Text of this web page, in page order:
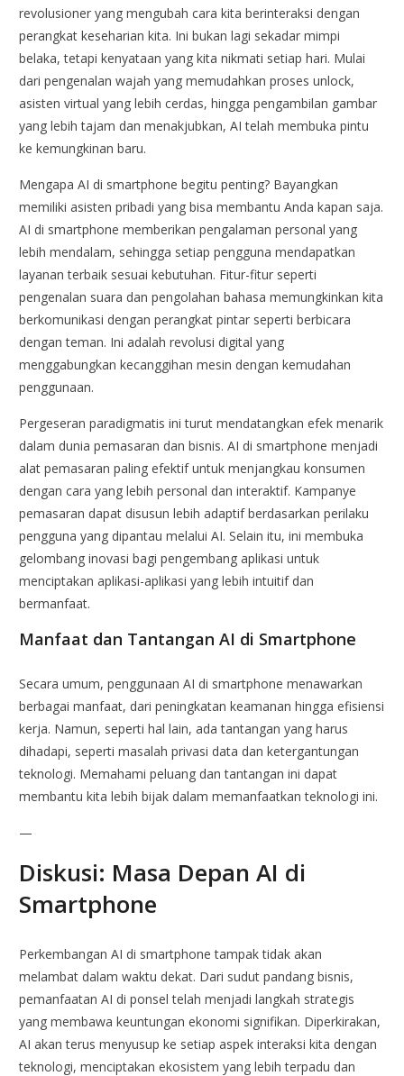
revolusioner yang mengubah cara kita berinteraksi dengan
perangkat keseharian kita. Ini bukan lagi sekadar mimpi
belaka, tetapi kenyataan yang kita nikmati setiap hari. Mulai
dari pengenalan wajah yang memudahkan proses unlock,
asisten virtual yang lebih cerdas, hingga pengambilan gambar
yang lebih tajam dan menakjubkan, AI telah membuka pintu
ke kemungkinan baru.
Mengapa AI di smartphone begitu penting? Bayangkan
memiliki asisten pribadi yang bisa membantu Anda kapan saja.
AI di smartphone memberikan pengalaman personal yang
lebih mendalam, sehingga setiap pengguna mendapatkan
layanan terbaik sesuai kebutuhan. Fitur-fitur seperti
pengenalan suara dan pengolahan bahasa memungkinkan kita
berkomunikasi dengan perangkat pintar seperti berbicara
dengan teman. Ini adalah revolusi digital yang
menggabungkan kecanggihan mesin dengan kemudahan
penggunaan.
Pergeseran paradigmatis ini turut mendatangkan efek menarik
dalam dunia pemasaran dan bisnis. AI di smartphone menjadi
alat pemasaran paling efektif untuk menjangkau konsumen
dengan cara yang lebih personal dan interaktif. Kampanye
pemasaran dapat disusun lebih adaptif berdasarkan perilaku
pengguna yang dipantau melalui AI. Selain itu, ini membuka
gelombang inovasi bagi pengembang aplikasi untuk
menciptakan aplikasi-aplikasi yang lebih intuitif dan
bermanfaat.
Manfaat dan Tantangan AI di Smartphone
Secara umum, penggunaan AI di smartphone menawarkan
berbagai manfaat, dari peningkatan keamanan hingga efisiensi
kerja. Namun, seperti hal lain, ada tantangan yang harus
dihadapi, seperti masalah privasi data dan ketergantungan
teknologi. Memahami peluang dan tantangan ini dapat
membantu kita lebih bijak dalam memanfaatkan teknologi ini.
—
Diskusi: Masa Depan AI di
Smartphone
Perkembangan AI di smartphone tampak tidak akan
melambat dalam waktu dekat. Dari sudut pandang bisnis,
pemanfaatan AI di ponsel telah menjadi langkah strategis
yang membawa keuntungan ekonomi signifikan. Diperkirakan,
AI akan terus menyusup ke setiap aspek interaksi kita dengan
teknologi, menciptakan ekosistem yang lebih terpadu dan